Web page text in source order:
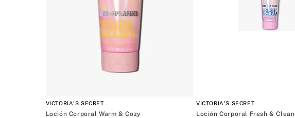
VICTORIA'S SECRET
Loción Corporal Warm & Cozy
VICTORIA'S SECRET
Loción Corporal Fresh & Clean